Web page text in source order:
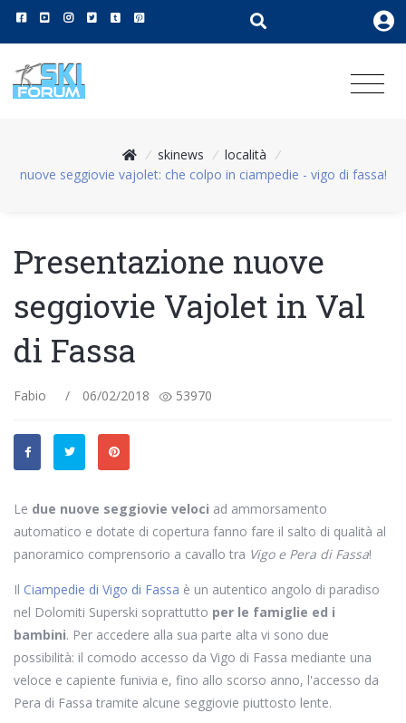
/ skinews / località /
nuove seggiovie vajolet: che colpo in ciampedie - vigo di fassa!
Presentazione nuove
seggiovie Vajolet in Val
di Fassa
Fabio / 06/02/2018 53970
Le due nuove seggiovie veloci ad ammorsamento
automatico e dotate di copertura fanno fare il salto di qualità al
panoramico comprensorio a cavallo tra Vigo e Pera di Fassa!
Il Ciampedie di Vigo di Fassa è un autentico angolo di paradiso
nel Dolomiti Superski soprattutto per le famiglie ed i
bambini. Per accedere alla sua parte alta vi sono due
possibilità: il comodo accesso da Vigo di Fassa mediante una
veloce e capiente funivia e, fino allo scorso anno, l'accesso da
Pera di Fassa tramite alcune seggiovie piuttosto lente.